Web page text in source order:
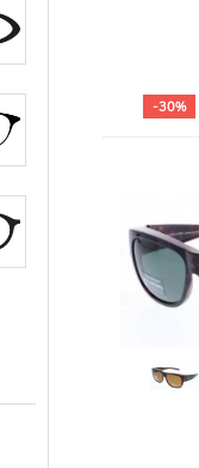
-30%